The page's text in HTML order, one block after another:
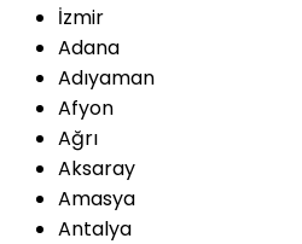
İzmir
Adana
Adıyaman
Afyon
Ağrı
Aksaray
Amasya
Antalya